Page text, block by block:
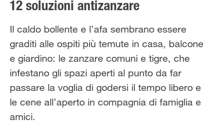
Chi siamo
Solo il meglio!
12 soluzioni antizanzare
Il caldo bollente e l’afa sembrano essere
graditi alle ospiti più temute in casa, balcone
e giardino: le zanzare comuni e tigre, che
infestano gli spazi aperti al punto da far
passare la voglia di godersi il tempo libero e
le cene all’aperto in compagnia di famiglia e
amici.